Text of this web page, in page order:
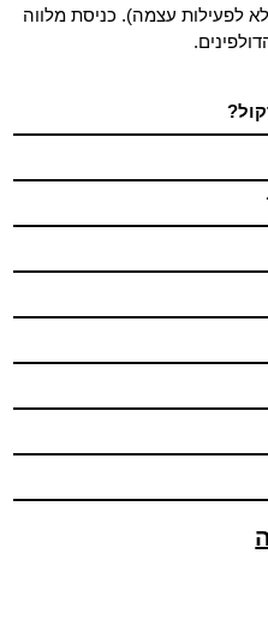
(לא לפעילות עצמה). כניסת מלווה